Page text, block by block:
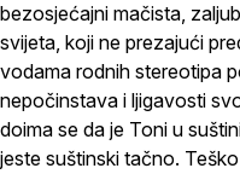
bezosjećajni mačista,
svijeta, koji ne prezajući
vodama rodnih stereotipa
nepočinstava i ljigavosti
doima se da je Toni u
jeste suštinski tačno.